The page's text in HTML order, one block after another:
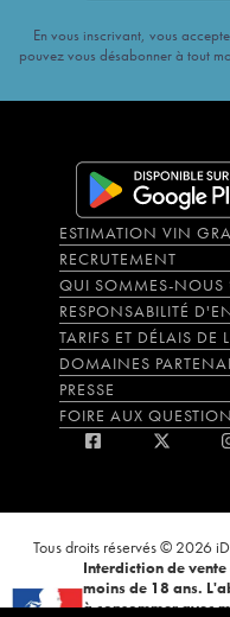
En vous inscrivant, vous
pouvez vous désabonner à tout
ESTIMATION VIN
RECRUTEMENT
QUI SOMMES-NOUS
RESPONSABILITÉ
TARIFS ET DÉLAIS DE
DOMAINES
PRESSE
FOIRE AUX
Tous droits réservés © 2026
Interdiction de
moins de 18 ans.
à consommer avec